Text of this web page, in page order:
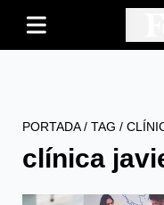
PORTADA/ TAG /
clínica